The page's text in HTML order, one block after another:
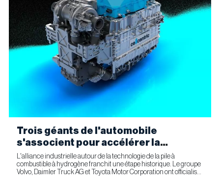
Trois géants de l'automobile
s'associent pour accélérer la
fabrication industrielle de piles à
combustible pour le transport
commercial
L'alliance industrielle autour de la technologie de la pile à
combustible à hydrogène franchit une étape historique. Le groupe
Volvo, Daimler Truck AG et Toyota Motor Corporation ont officialisé